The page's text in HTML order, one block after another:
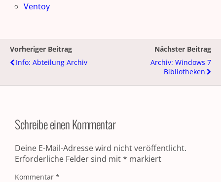
Ventoy
Vorheriger Beitrag
Info: Abteilung Archiv
Nächster Beitrag
Archiv: Windows 7
Bibliotheken
Schreibe einen Kommentar
Deine E-Mail-Adresse wird nicht veröffentlicht.
Erforderliche Felder sind mit* markiert
Kommentar *